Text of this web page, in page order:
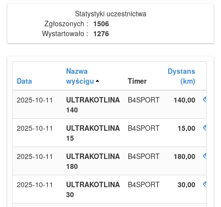
Statystyki uczestnictwa
Zgłoszonych : 1506
Wystartowało : 1276
Data
Nazwa
wyścigu
Timer
Dystans
(km)
2025-10-11
ULTRAKOTLINA
140
B4SPORT 140,00
2025-10-11
ULTRAKOTLINA
15
B4SPORT 15,00
2025-10-11
ULTRAKOTLINA
180
B4SPORT 180,00
2025-10-11
ULTRAKOTLINA
30
B4SPORT 30,00